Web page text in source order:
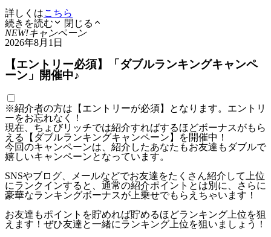
詳しくはこちら
続きを読む
閉じる
NEW!キャンペーン
2026年8月1日
【エントリー必須】「ダブルランキングキャンペ
ーン」開催中♪
※紹介者の方は【エントリーが必須】となります。エントリ
ーをお忘れなく！
現在、ちょびリッチでは紹介すればするほどボーナスがもら
える【ダブルランキングキャンペーン】を開催中！
今回のキャンペーンは、紹介したあなたもお友達もダブルで
嬉しいキャンペーンとなっています。
SNSやブログ、メールなどでお友達をたくさん紹介して上位
にランクインすると、通常の紹介ポイントとは別に、さらに
豪華なランキングボーナスが上乗せでもらえちゃいます！
お友達もポイントを貯めれば貯めるほどランキング上位を狙
えます！ぜひ友達と一緒にランキング上位を狙いましょう！